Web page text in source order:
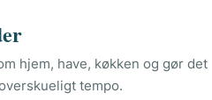
hjem, have, køkken og gør det
tempo.